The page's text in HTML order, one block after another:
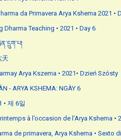
da Primavera Arya Kshema 2021 •
Dharma Teaching • 2021 • Day 6
天
Arya Kszema • 2021• Dzień Szósty
- ARYA KSHEMA: NGÀY 6
• 제 6일
à l’occasion de l’Arya Kshema •
de primavera, Arya Kshema • Sexto